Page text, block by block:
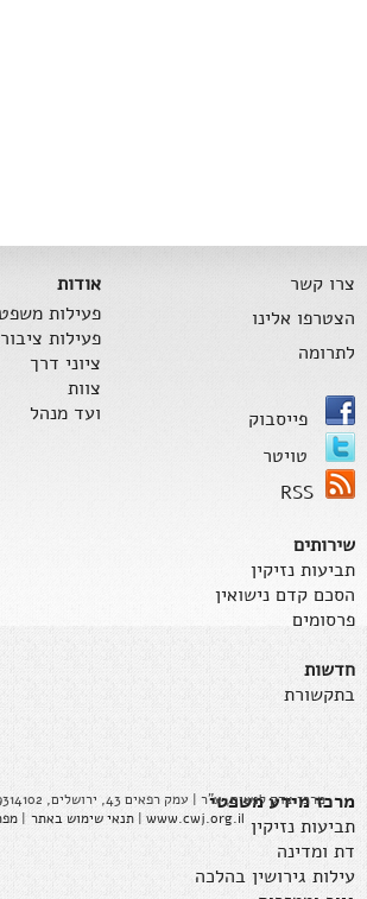
צרו קשר
הצטרפו אלינו
לתרומה
פייסבוק
טויטר
RSS
אודות
פעילות
פעילות
ציוני דרך
צוות
ועד מנהל
שירותים
תביעות נזיקין
הסכם קדם נישואין
פרסומים
חדשות
בתקשורת
מרכז מידע משפטי
תביעות נזיקין
דת ומדינה
עילות גירושין בהלכה
מרכז צדק לנשים, ע"ר | עמק רפאים 43, ירושלים, 9314102 | טל' 02-5664390 |
www.cwj.org.il
|תנאי שימוש באתר |